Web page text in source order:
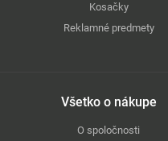
Kosačky
Reklamné predmety
Všetko o nákupe
O spoločnosti